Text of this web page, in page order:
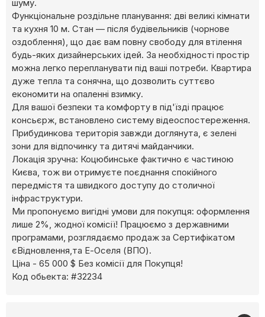
шуму.
Функціональне роздільне планування: дві великі кімнати
та кухня 10 м. Стан — після будівельників (чорнове
оздоблення), що дає вам повну свободу для втілення
будь-яких дизайнерських ідей. За необхідності простір
можна легко перепланувати під ваші потреби. Квартира
дуже тепла та сонячна, що дозволить суттєво
економити на опаленні взимку.
Для вашої безпеки та комфорту в під'їзді працює
консьєрж, встановлено систему відеоспостереження.
Прибудинкова територія завжди доглянута, є зелені
зони для відпочинку та дитячі майданчики.
Локація зручна: Коцюбинське фактично є частиною
Києва, тож ви отримуєте поєднання спокійного
передмістя та швидкого доступу до столичної
інфраструктури.
Ми пропонуємо вигідні умови для покупця: оформлення
лише 2%, жодної комісії! Працюємо з державними
програмами, розглядаємо продаж за Сертифікатом
єВідновлення,та Е-Оселя (ВПО).
Ціна - 65 000 $ Без комісії для Покупця!
Код обьекта: #32234